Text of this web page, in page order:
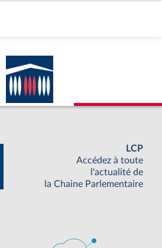
LCP
Accédez à toute
l'actualité de
la Chaine Parlementaire